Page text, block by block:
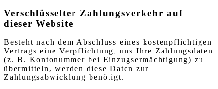
Verschlüsselter Zahlungsverkehr auf
dieser Website
Besteht nach dem Abschluss eines kostenpflichtigen
Vertrags eine Verpflichtung, uns Ihre Zahlungsdaten
(z. B. Kontonummer bei Einzugsermächtigung) zu
übermitteln, werden diese Daten zur
Zahlungsabwicklung benötigt.